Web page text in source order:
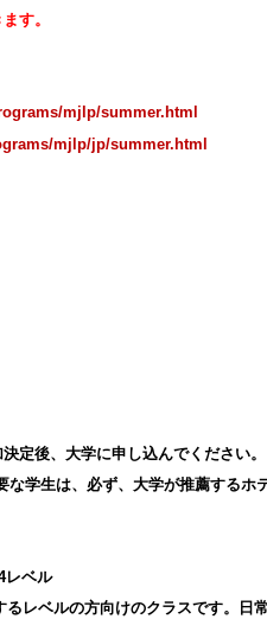
す。
mjlp/summer.html
mjlp/jp/summer.html
定後、大学に申し込んでください。
な学生は、必ず、大学が推薦するホ
レベル
レベルの方向けのクラスです。日